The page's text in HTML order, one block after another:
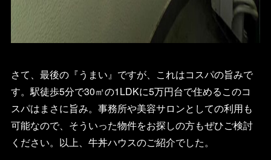
さて、最後の『うまい』ですが、これはコスパの旨みで
す。駅徒歩5分で30㎡の1LDKに5万円台で住めるこのコ
スパはまさに旨み。事務所や美容サロンとしての利用も
可能なので、そういった物件をお探しの方もぜひご検討
ください。以上、牛丼ハウスのご紹介でした。